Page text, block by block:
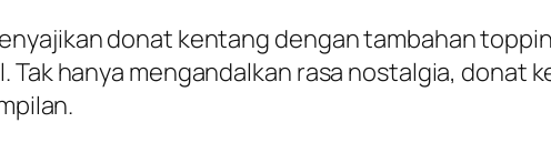
donat kentang dengan tambahan
hanya mengandalkan rasa nostalgia, donat